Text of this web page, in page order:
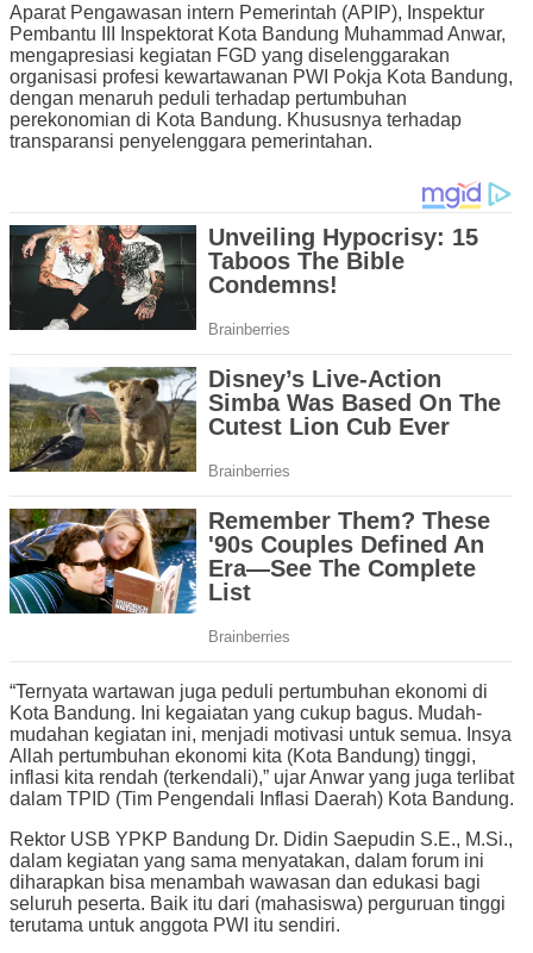
Aparat Pengawasan intern Pemerintah (APIP), Inspektur
Pembantu III Inspektorat Kota Bandung Muhammad Anwar,
mengapresiasi kegiatan FGD yang diselenggarakan
organisasi profesi kewartawanan PWI Pokja Kota Bandung,
dengan menaruh peduli terhadap pertumbuhan
perekonomian di Kota Bandung. Khususnya terhadap
transparansi penyelenggara pemerintahan.
“Ternyata wartawan juga peduli pertumbuhan ekonomi di
Kota Bandung. Ini kegaiatan yang cukup bagus. Mudah-
mudahan kegiatan ini, menjadi motivasi untuk semua. Insya
Allah pertumbuhan ekonomi kita (Kota Bandung) tinggi,
inflasi kita rendah (terkendali),” ujar Anwar yang juga terlibat
dalam TPID (Tim Pengendali Inflasi Daerah) Kota Bandung.
Rektor USB YPKP Bandung Dr. Didin Saepudin S.E., M.Si.,
dalam kegiatan yang sama menyatakan, dalam forum ini
diharapkan bisa menambah wawasan dan edukasi bagi
seluruh peserta. Baik itu dari (mahasiswa) perguruan tinggi
terutama untuk anggota PWI itu sendiri.